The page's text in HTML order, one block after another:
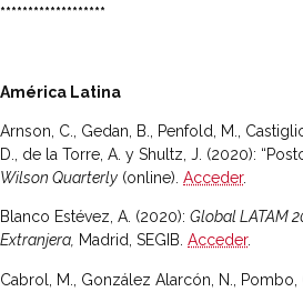
*******************
América Latina
Arnson, C., Gedan, B., Penfold, M.,
D., de la Torre, A. y Shultz, J. (2020):
Wilson Quarterly (online). Acceder.
Blanco Estévez, A. (2020): Global LATAM
Extranjera, Madrid, SEGIB. Acceder.
Cabrol, M., González Alarcón, N., Pombo,